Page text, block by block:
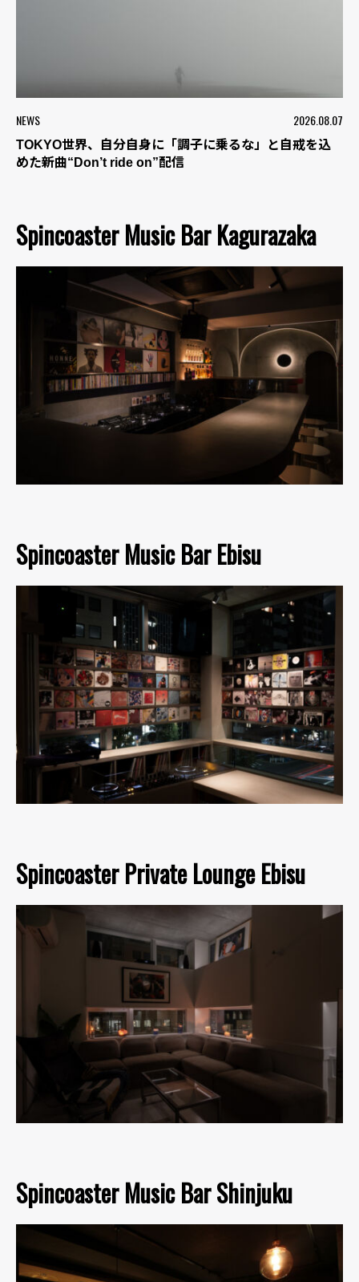
NEWS 2026.08.07
TOKYO世界、自分自身に「調子に乗るな」と自戒を込
めた新曲“Don’t ride on”配信
Spincoaster Music Bar Kagurazaka
Spincoaster Music Bar Ebisu
Spincoaster Private Lounge Ebisu
Spincoaster Music Bar Shinjuku